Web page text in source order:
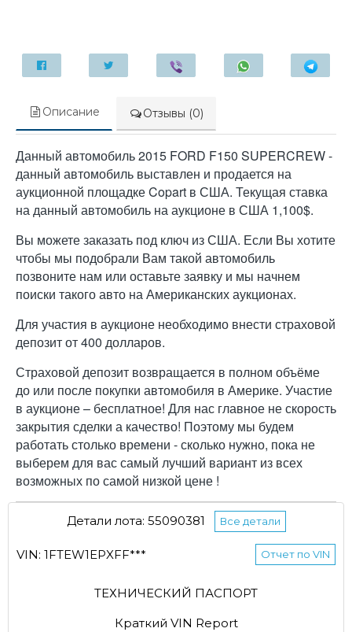
Описание Отзывы (0)
Данный автомобиль 2015 FORD F150 SUPERCREW -
данный автомобиль выставлен и продается на
аукционной площадке Copart в США. Текущая ставка
на данный автомобиль на аукционе в США 1,100$.
Вы можете заказать под ключ из США. Если Вы хотите
чтобы мы подобрали Вам такой автомобиль
позвоните нам или оставьте заявку и мы начнем
поиски такого авто на Американских аукционах.
Для участия в аукционе необходимо внести страховой
депозит от 400 долларов.
Страховой депозит возвращается в полном объёме
до или после покупки автомобиля в Америке. Участие
в аукционе – бесплатное! Для нас главное не скорость
закрытия сделки а качество! Поэтому мы будем
работать столько времени - сколько нужно, пока не
выберем для вас самый лучший вариант из всех
возможных по самой низкой цене !
Детали лота: 55090381 Все детали
VIN: 1FTEW1EPXFF*** Отчет по VIN
ТЕХНИЧЕСКИЙ ПАСПОРТ
Краткий VIN Report